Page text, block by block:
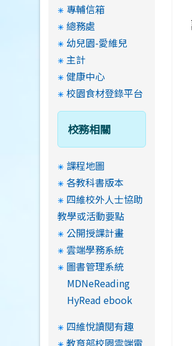
專輔信箱
總務處
幼兒園-愛維兒
主計
健康中心
校園食材登錄平台
校務相關
課程地圖
各教科書版本
四維校外人士協助
教學或活動要點
公開授課計畫
雲端學務系統
圖書管理系統
MDNeReading
HyRead ebook
四維悅讀閱有趣
教育部校園雲端電